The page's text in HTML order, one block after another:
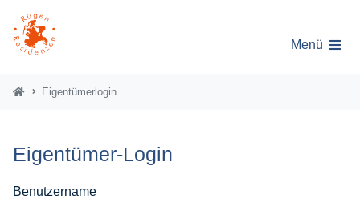
Menü
Eigentümerlogin
Eigentümer-Login
Benutzername